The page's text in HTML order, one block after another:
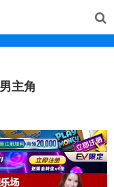
主角